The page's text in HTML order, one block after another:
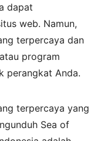
dapat
web. Namun,
terpercaya dan
program
perangkat Anda.
terpercaya yang
Sea of